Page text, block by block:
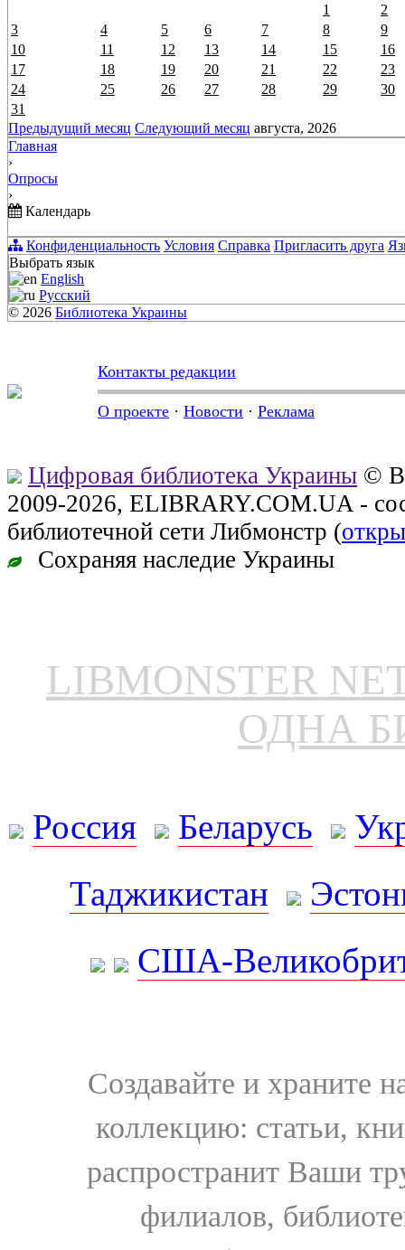
1
2
3
4 5 6 7 8
9
10
11 12 13 14 15
16
17
18 19 20 21 22
23
24
25 26 27 28 29
30
31
Предыдущий месяц Следующий месяц августа, 2026
Главная
›
Опросы
›
Календарь
Конфиденциальность Условия Справка Пригласить друга
Выбрать язык
English
Русский
© 2026 Библиотека Украины
Контакты редакции
О проекте · Новости · Реклама
Цифровая библиотека Украины ©
2009-2026, ELIBRARY.COM.UA -
библиотечной сети Либмонстр (
Сохраняя наследие Украины
LIBMONSTER
ОДНА
Россия Беларусь
Таджикистан
США-
Создавайте и храните
коллекцию: статьи,
распространит Ваши
филиалов,